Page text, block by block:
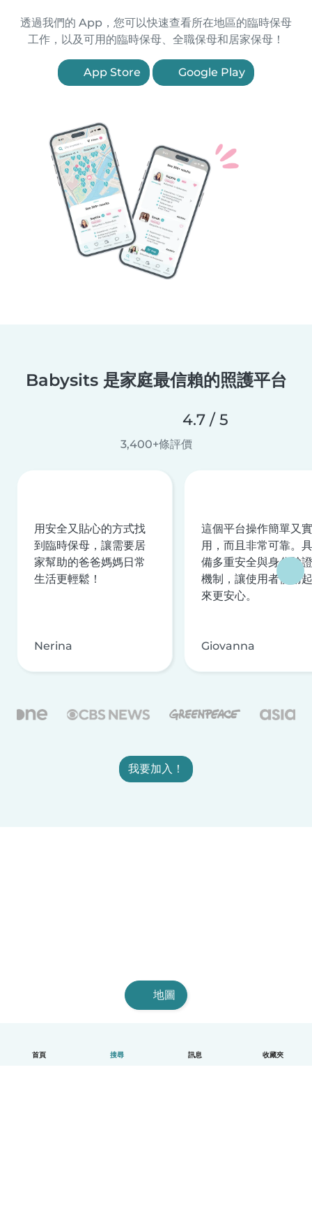
首頁 搜尋 訊息 收藏夾
透過我們的 App，您可以快速查看所在地區的臨時保母
工作，以及可用的臨時保母、全職保母和居家保母！
App Store Google Play
Babysits 是家庭最信賴的照護平台
4.7 / 5
3,400+條評價
用安全又貼心的方式找
到臨時保母，讓需要居
家幫助的爸爸媽媽日常
生活更輕鬆！
Nerina
這個平台操作簡單又實
用，而且非常可靠。具
備多重安全與身分驗證
機制，讓使用者使用起
來更安心。
Giovanna
我要加入！
地圖